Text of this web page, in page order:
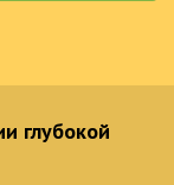
глубокой